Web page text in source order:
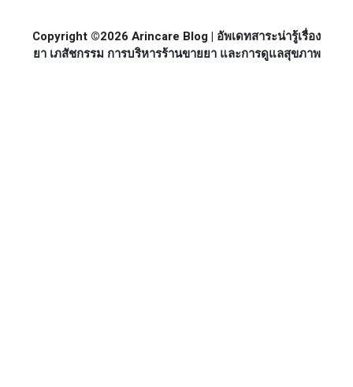
Copyright ©2026 Arincare Blog | อัพเดทสาระน่ารู้เรื่อง
ยา เภสัชกรรม การบริหารร้านขายยา และการดูแลสุขภาพ